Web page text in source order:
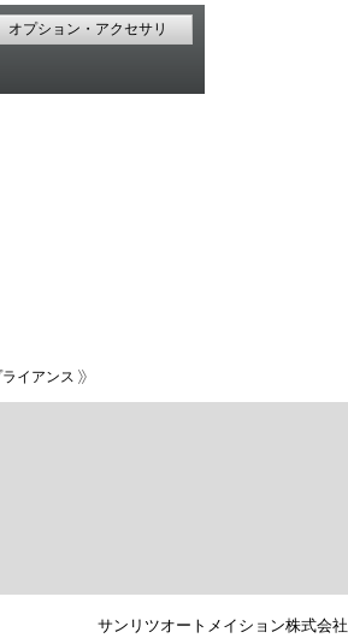
オプション・アクセサリ
イアンス
サンリツオートメイション株式会社